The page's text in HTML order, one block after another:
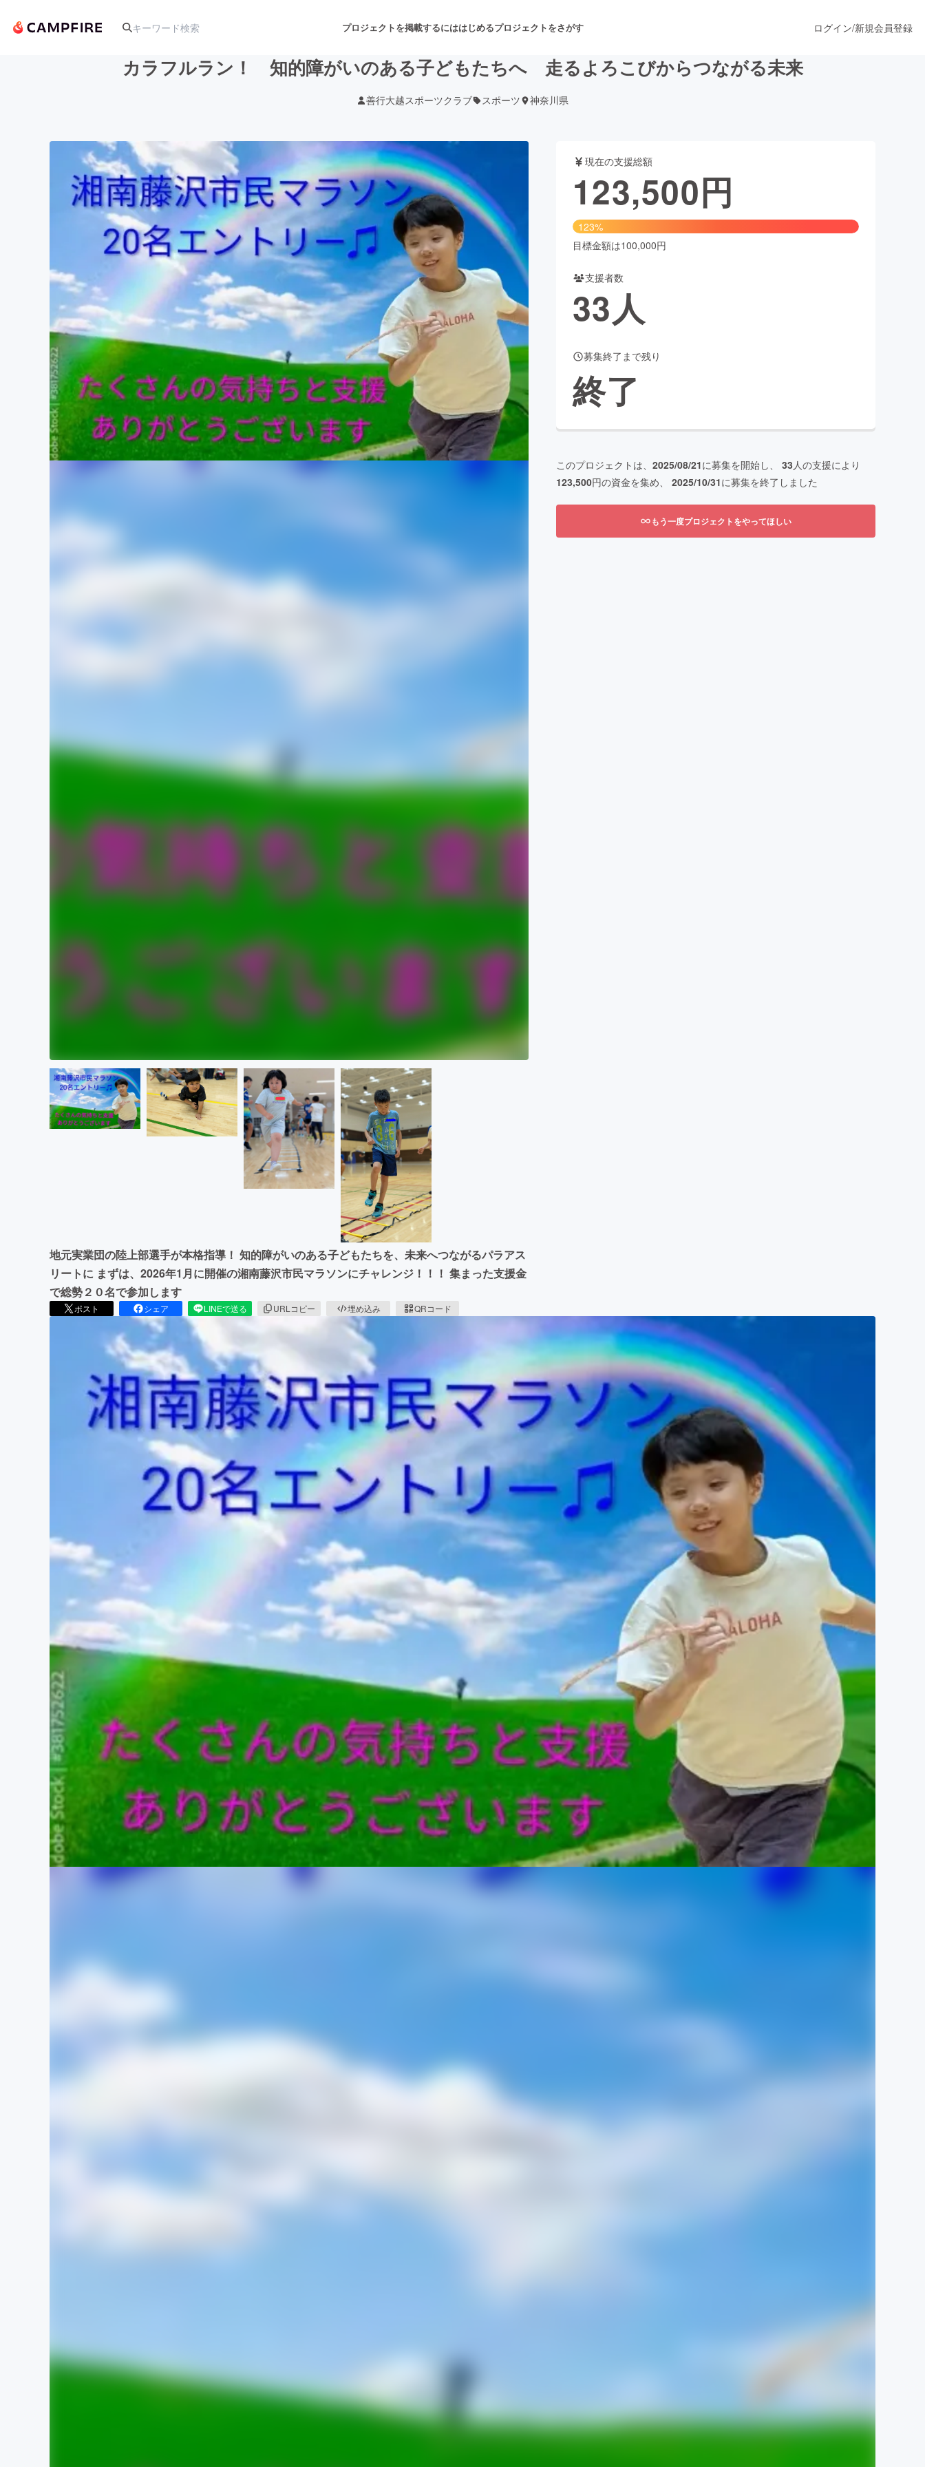
プロジェクトを掲載するにははじめるプロジェクトをさがす
アート・写真 音楽 舞台・パフォーマンス
テクノロジー・ガジェット ゲーム・サービス開発 ファッション
映像・映画 書籍・雑誌出版 アニメ・漫画
ビジネス・起業 チャレンジ ビューティー・ヘルスケア
まちづくり・地域活性化
CAMPFIRE for Social Good
CAMPFIRE Creation
CAMPFIREふるさと納税
machi-ya コミュニティ
ログイン/新規会員登録
カラフルラン！ 知的障がいのある子どもたちへ 走るよろこびからつながる未来
善行大越スポーツクラブ スポーツ 神奈川県
地元実業団の陸上部選手が本格指導！ 知的障がいのある子どもたちを、未来へつながるパラアス
リートに まずは、2026年1月に開催の湘南藤沢市民マラソンにチャレンジ！！！ 集まった支援金
で総勢２０名で参加します
ポスト シェア LINEで送る URLコピー 埋め込み QRコード
現在の支援総額
123,500円
123%
目標金額は100,000円
支援者数
33人
募集終了まで残り
終了
このプロジェクトは、 2025/08/21に募集を開始し、 33人の支援により
123,500円の資金を集め、 2025/10/31に募集を終了しました
もう一度プロジェクトをやってほしい